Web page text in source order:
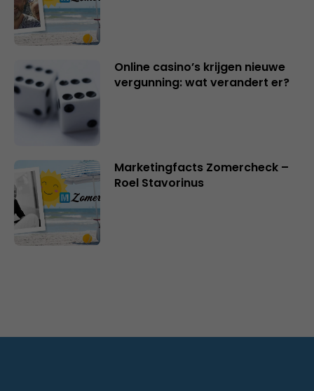
Online casino’s krijgen nieuwe
vergunning: wat verandert er?
Marketingfacts Zomercheck –
Roel Stavorinus